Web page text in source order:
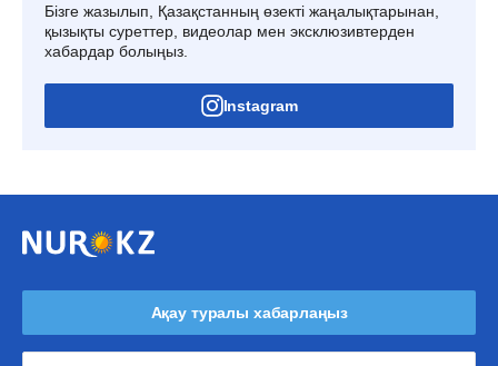
Бізге жазылып, Қазақстанның өзекті жаңалықтарынан,
қызықты суреттер, видеолар мен эксклюзивтерден
хабардар болыңыз.
Instagram
Ақау туралы хабарлаңыз